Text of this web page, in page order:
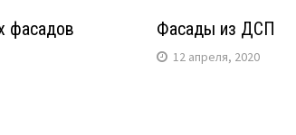
фасадов Фасады из ДСП
12 апреля, 2020